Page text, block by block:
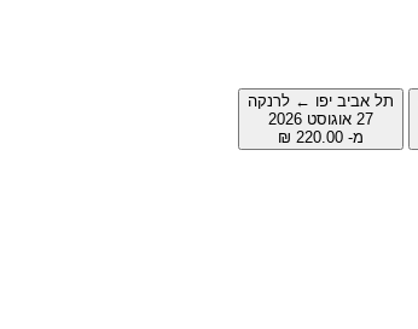
תל אביב יפו ← לרנקה
27 אוגוסט 2026
מ- ‏220.00 ‏₪